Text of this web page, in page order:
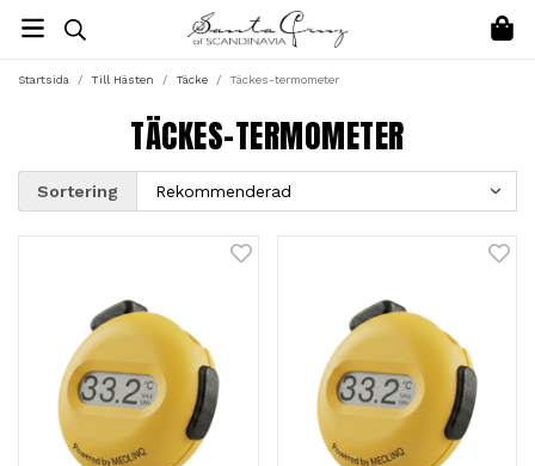
Startsida / Till Hästen / Täcke / Täckes-termometer
TÄCKES-TERMOMETER
Sortering